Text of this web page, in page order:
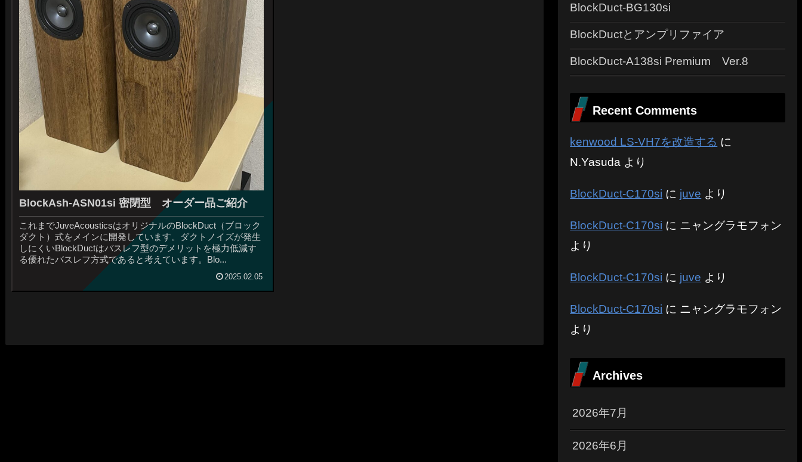
BlockAsh-ASN01si 密閉型 オーダー品ご紹介
これまでJuveAcousticsはオリジナルのBlockDuct（ブロック
ダクト）式をメインに開発しています。ダクトノイズが発生
しにくいBlockDuctはバスレフ型のデメリットを極力低減す
る優れたバスレフ方式であると考えています。Blo...
2025.02.05
BlockDuct-BG130si
BlockDuctとアンプリファイア
BlockDuct-A138si Premium Ver.8
Recent Comments
kenwood LS-VH7を改造する に
N.Yasuda より
BlockDuct-C170si に juve より
BlockDuct-C170si に ニャングラモフォン
より
BlockDuct-C170si に juve より
BlockDuct-C170si に ニャングラモフォン
より
Archives
2026年7月
2026年6月